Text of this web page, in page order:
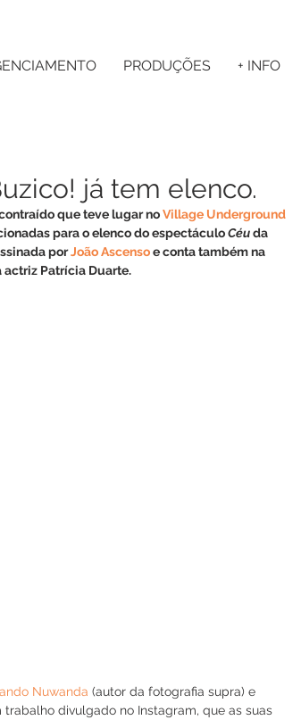
já tem elenco.
que teve lugar no Village Underground
para o elenco do espectáculo Céu da
por João Ascenso e conta também na
actriz Patrícia Duarte.
Nuwanda (autor da fotografia supra) e
trabalho divulgado no Instagram, que as suas
PRODUÇÕES + INFO